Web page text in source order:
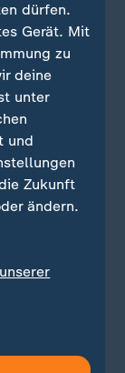
nicht"
an der
Musk und
bekannt,
konstatiert.
libertär an
nur mit
Und
dürfen.
Gerät. Mit
zu
deine
unter
und
Zukunft
ändern.